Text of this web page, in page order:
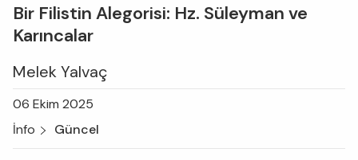
Bir Filistin Alegorisi: Hz. Süleyman ve
Karıncalar
Melek Yalvaç
06 Ekim 2025
İnfo
Güncel